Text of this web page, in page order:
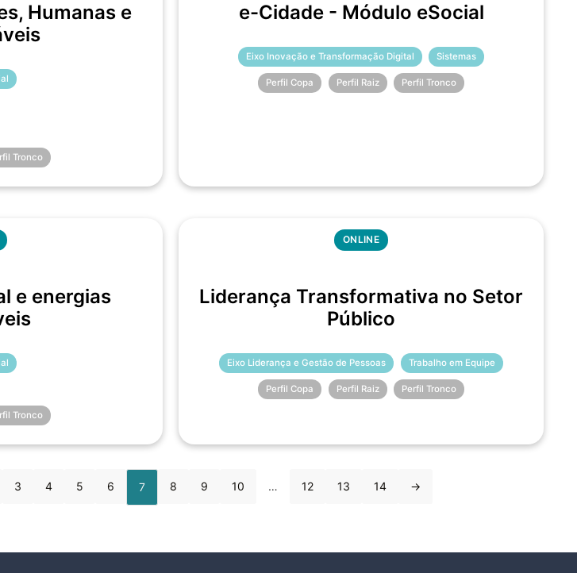
Humanas e
Tronco
e-Cidade - Módulo eSocial
Eixo Inovação e Transformação Digital Sistemas
Perfil Copa Perfil Raiz Perfil Tronco
e energias
Tronco
ONLINE
Liderança Transformativa no Setor
Público
Eixo Liderança e Gestão de Pessoas Trabalho em Equipe
Perfil Copa Perfil Raiz Perfil Tronco
3 4 5 6 7 8 9 10 … 12 13 14 →